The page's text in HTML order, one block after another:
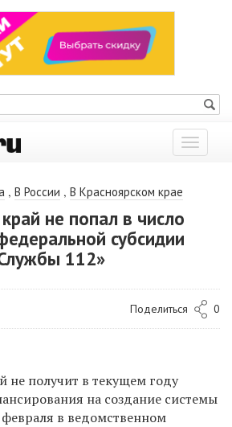
Показать
меню
, В России , В Красноярском крае
не попал в число
субсидии
112»
Поделиться 0
не получит в текущем году
на создание системы
в ведомственном